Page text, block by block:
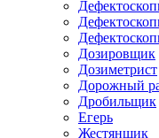
Дозировщик
Дозиметрист
Дорожный
Дробильщик
Егерь
Жестянщик